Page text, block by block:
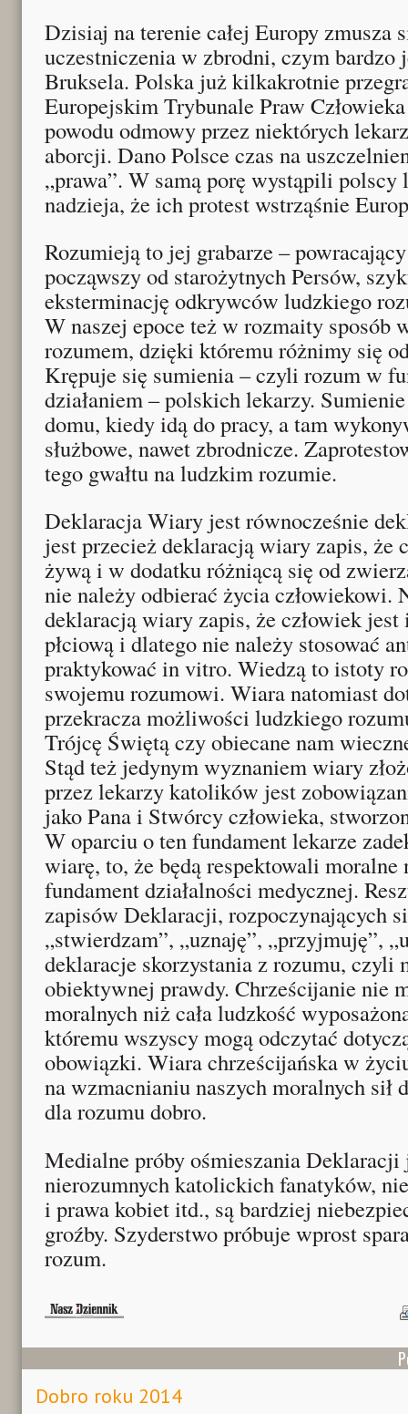
Dzisiaj na terenie całej Europy zmusza
uczestniczenia w zbrodni, czym bardzo
Bruksela. Polska już kilkakrotnie
Europejskim Trybunale Praw
powodu odmowy przez niektórych
aborcji. Dano Polsce czas na
„prawa”. W samą porę wystąpili
nadzieja, że ich protest wstrząśnie
Rozumieją to jej grabarze –
począwszy od starożytnych Persów,
eksterminację odkrywców ludzkiego
W naszej epoce też w rozmaity sposób
rozumem, dzięki któremu różnimy się
Krępuje się sumienia – czyli rozum w
działaniem – polskich lekarzy.
domu, kiedy idą do pracy, a tam
służbowe, nawet zbrodnicze.
tego gwałtu na ludzkim rozumie.
Deklaracja Wiary jest równocześnie
jest przecież deklaracją wiary zapis, że
żywą i w dodatku różniącą się od
nie należy odbierać życia człowiekowi.
deklaracją wiary zapis, że człowiek
płciową i dlatego nie należy stosować
praktykować in vitro. Wiedzą to istoty
swojemu rozumowi. Wiara natomiast
przekracza możliwości ludzkiego
Trójcę Świętą czy obiecane nam
Stąd też jedynym wyznaniem wiary
przez lekarzy katolików jest
jako Pana i Stwórcy człowieka,
W oparciu o ten fundament lekarze
wiarę, to, że będą respektowali moralne
fundament działalności medycznej.
zapisów Deklaracji, rozpoczynających
„stwierdzam”, „uznaję”, „przyjmuję”,
deklaracje skorzystania z rozumu, czyli
obiektywnej prawdy. Chrześcijanie nie
moralnych niż cała ludzkość
któremu wszyscy mogą odczytać
obowiązki. Wiara chrześcijańska w
na wzmacnianiu naszych moralnych sił
dla rozumu dobro.
Medialne próby ośmieszania Deklaracji
nierozumnych katolickich fanatyków,
i prawa kobiet itd., są bardziej
groźby. Szyderstwo próbuje wprost
rozum.
Dobro roku 2014